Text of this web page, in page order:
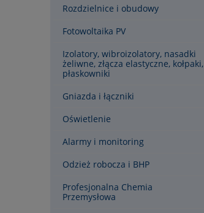
Rozdzielnice i obudowy
Fotowoltaika PV
Izolatory, wibroizolatory, nasadki
żeliwne, złącza elastyczne, kołpaki,
płaskowniki
Gniazda i łączniki
Oświetlenie
Alarmy i monitoring
Odzież robocza i BHP
Profesjonalna Chemia
Przemysłowa